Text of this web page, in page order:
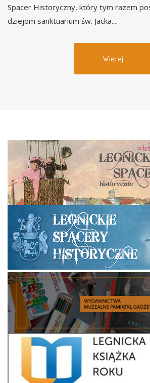
Spacer Historyczny, który tym razem
dziejom sanktuarium św. Jacka....
Więcej